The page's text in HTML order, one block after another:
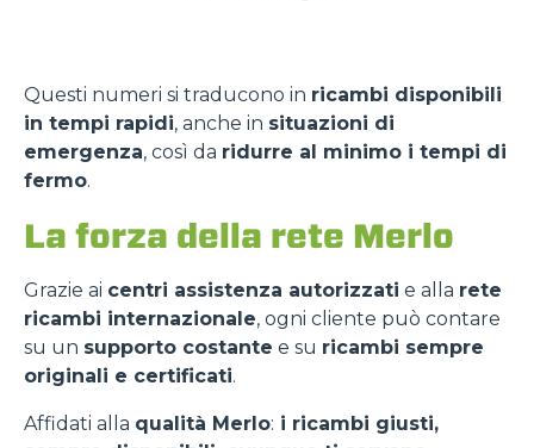
Consenso Dettagli
Questi numeri si traducono in ricambi disponibili
in tempi rapidi, anche in situazioni di
emergenza, così da ridurre al minimo i tempi di
fermo.
La forza della rete Merlo
Grazie ai centri assistenza autorizzati e alla rete
ricambi internazionale, ogni cliente può contare
su un supporto costante e su ricambi sempre
originali e certificati.
Affidati alla qualità Merlo: i ricambi giusti,